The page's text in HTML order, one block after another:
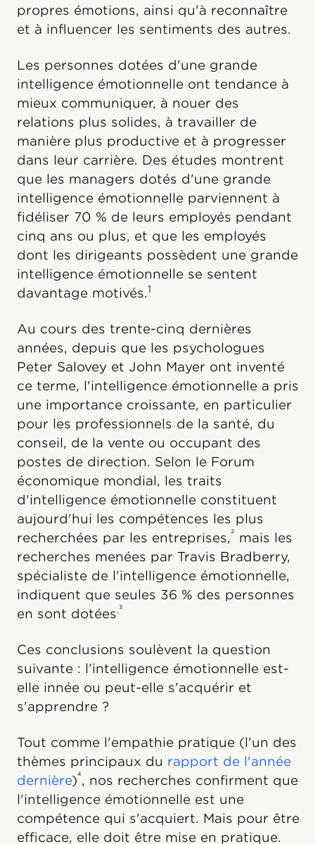
propres émotions, ainsi qu'à reconnaître
et à influencer les sentiments des autres.
Les personnes dotées d'une grande
intelligence émotionnelle ont tendance à
mieux communiquer, à nouer des
relations plus solides, à travailler de
manière plus productive et à progresser
dans leur carrière. Des études montrent
que les managers dotés d'une grande
intelligence émotionnelle parviennent à
fidéliser 70 % de leurs employés pendant
cinq ans ou plus, et que les employés
dont les dirigeants possèdent une grande
intelligence émotionnelle se sentent
davantage motivés.1
Au cours des trente-cinq dernières
années, depuis que les psychologues
Peter Salovey et John Mayer ont inventé
ce terme, l'intelligence émotionnelle a pris
une importance croissante, en particulier
pour les professionnels de la santé, du
conseil, de la vente ou occupant des
postes de direction. Selon le Forum
économique mondial, les traits
d'intelligence émotionnelle constituent
aujourd'hui les compétences les plus
recherchées par les entreprises,² mais les
recherches menées par Travis Bradberry,
spécialiste de l'intelligence émotionnelle,
indiquent que seules 36 % des personnes
en sont dotées.³
Ces conclusions soulèvent la question
suivante : l'intelligence émotionnelle est-
elle innée ou peut-elle s'acquérir et
s'apprendre ?
Tout comme l'empathie pratique (l'un des
thèmes principaux du rapport de l'année
dernière)⁴, nos recherches confirment que
l'intelligence émotionnelle est une
compétence qui s'acquiert. Mais pour être
efficace, elle doit être mise en pratique.